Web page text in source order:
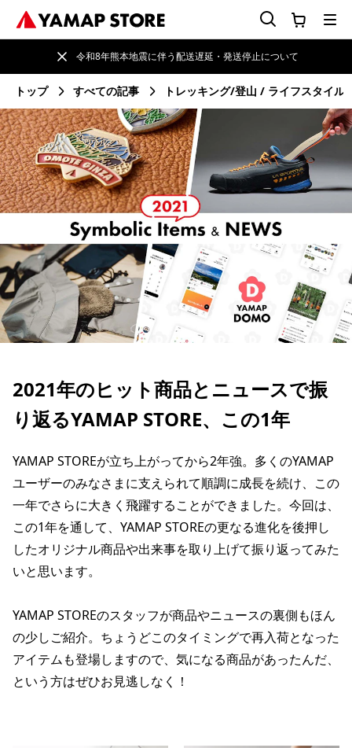
令和8年熊本地震に伴う配送遅延・発送停止について
トップ すべての記事 トレッキング/登山 ライフスタイル
2021年のヒット商品とニュースで振
り返るYAMAP STORE、この1年
YAMAP STOREが立ち上がってから2年強。多くのYAMAP
ユーザーのみなさまに支えられて順調に成長を続け、この
一年でさらに大きく飛躍することができました。今回は、
この1年を通して、YAMAP STOREの更なる進化を後押し
したオリジナル商品や出来事を取り上げて振り返ってみた
いと思います。
YAMAP STOREのスタッフが商品やニュースの裏側もほん
の少しご紹介。ちょうどこのタイミングで再入荷となった
アイテムも登場しますので、気になる商品があったんだ、
という方はぜひお見逃しなく！